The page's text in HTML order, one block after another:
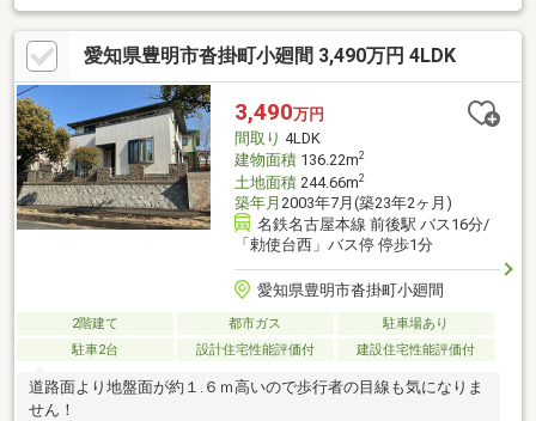
地内
愛知県豊明市沓掛町小廻間 3,490万円 4LDK
3,490万円
間取り 4LDK
建物面積136.22m2
土地面積244.66m2
築年月 2003年7月(築23年2ヶ月)
名鉄名古屋本線 前後駅 バス16分/
「勅使台西」バス停 停歩1分
愛知県豊明市沓掛町小廻間
2階建て 都市ガス
駐車場あり
駐車2台
設計住宅性能評価付 建設住宅性能評価付
道路面より地盤面が約１.６ｍ高いので歩行者の目線も気になりま
せん！